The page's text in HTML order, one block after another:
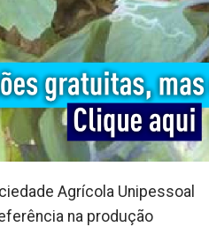
Agrícola Unipessoal
na produção